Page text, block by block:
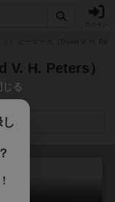
V. H. Peters）
じる